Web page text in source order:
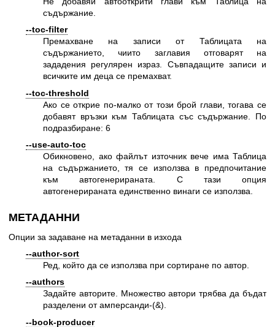
съдържание.
--toc-filter
Премахване на записи от Таблицата на
съдържанието, чиито заглавия отговарят на
зададения регулярен израз. Съвпадащите записи и
всичките им деца се премахват.
--toc-threshold
Ако се открие по-малко от този брой глави, тогава се
добавят връзки към Таблицата със съдържание. По
подразбиране: 6
--use-auto-toc
Обикновено, ако файлът източник вече има Таблица
на съдържанието, тя се използва в предпочитание
към автогенерираната. С тази опция
автогенерираната единственно винаги се използва.
МЕТАДАННИ
Опции за задаване на метаданни в изхода
--author-sort
Ред, който да се използва при сортиране по автор.
--authors
Задайте авторите. Множество автори трябва да бъдат
разделени от амперсанди-(&).
--book-producer